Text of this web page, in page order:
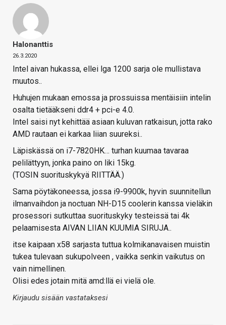
Halonanttis
26.3.2020
Intel aivan hukassa, ellei lga 1200 sarja ole mullistava
muutos..
Huhujen mukaan emossa ja prossuissa mentäisiin intelin
osalta tietääkseni ddr4 + pci-e 4.0.
Intel saisi nyt kehittää asiaan kuluvan ratkaisun, jotta rako
AMD rautaan ei karkaa liian suureksi..
Läpiskässä on i7-7820HK… turhan kuumaa tavaraa
pelilättyyn, jonka paino on liki 15kg.
(TOSIN suorituskykyä RIITTÄÄ.)
Sama pöytäkoneessa, jossa i9-9900k, hyvin suunnitellun
ilmanvaihdon ja noctuan NH-D15 coolerin kanssa vieläkin
prosessori sutkuttaa suorituskyky testeissä tai 4k
pelaamisesta AIVAN LIIAN KUUMIA SIRUJA..
itse kaipaan x58 sarjasta tuttua kolmikanavaisen muistin
tukea tulevaan sukupolveen , vaikka senkin vaikutus on
vain nimellinen.
Olisi edes jotain mitä amd:llä ei vielä ole.
Kirjaudu sisään vastataksesi